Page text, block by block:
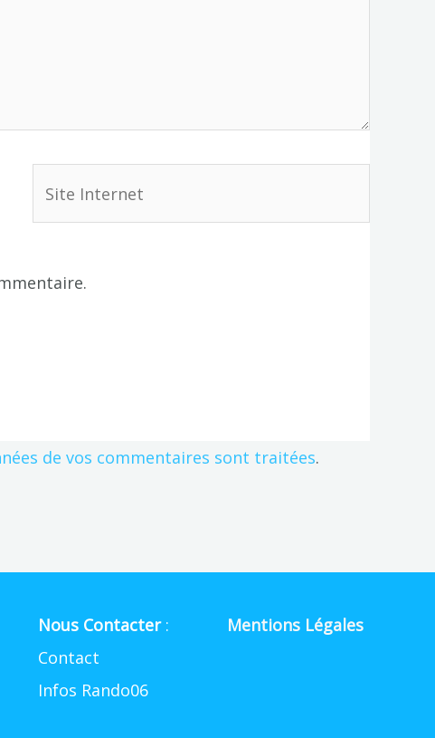
de vos commentaires sont traitées.
Nous Contacter:
Contact
Infos Rando06
Mentions Légales